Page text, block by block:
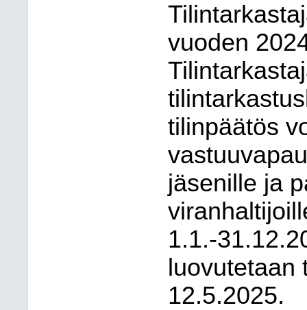
vuoden
tilinpäätös
jäsenille ja
1.1.-
12.5.2025.